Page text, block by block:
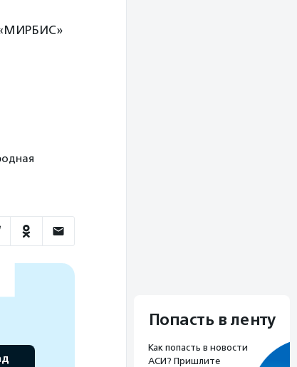
«МИРБИС»
Попасть в ленту
Как попасть в новости
АСИ? Пришлите